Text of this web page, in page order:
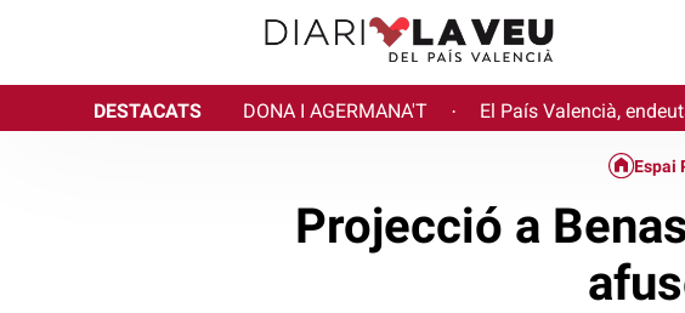
DESTACATS DONA I AGERMANA'T · El País Valencià,
Espai
Projecció a